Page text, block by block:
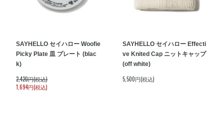
SAYHELLO セイハロー Woofie
Picky Plate 皿 プレート (blac
k)
2,420円(税込)
1,694円(税込)
SAYHELLO セイハロー Effecti
ve Knited Cap ニットキャップ
(off white)
5,500円(税込)